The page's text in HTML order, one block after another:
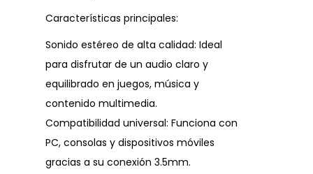
Características principales:
Sonido estéreo de alta calidad: Ideal
para disfrutar de un audio claro y
equilibrado en juegos, música y
contenido multimedia.
Compatibilidad universal: Funciona con
PC, consolas y dispositivos móviles
gracias a su conexión 3.5mm.